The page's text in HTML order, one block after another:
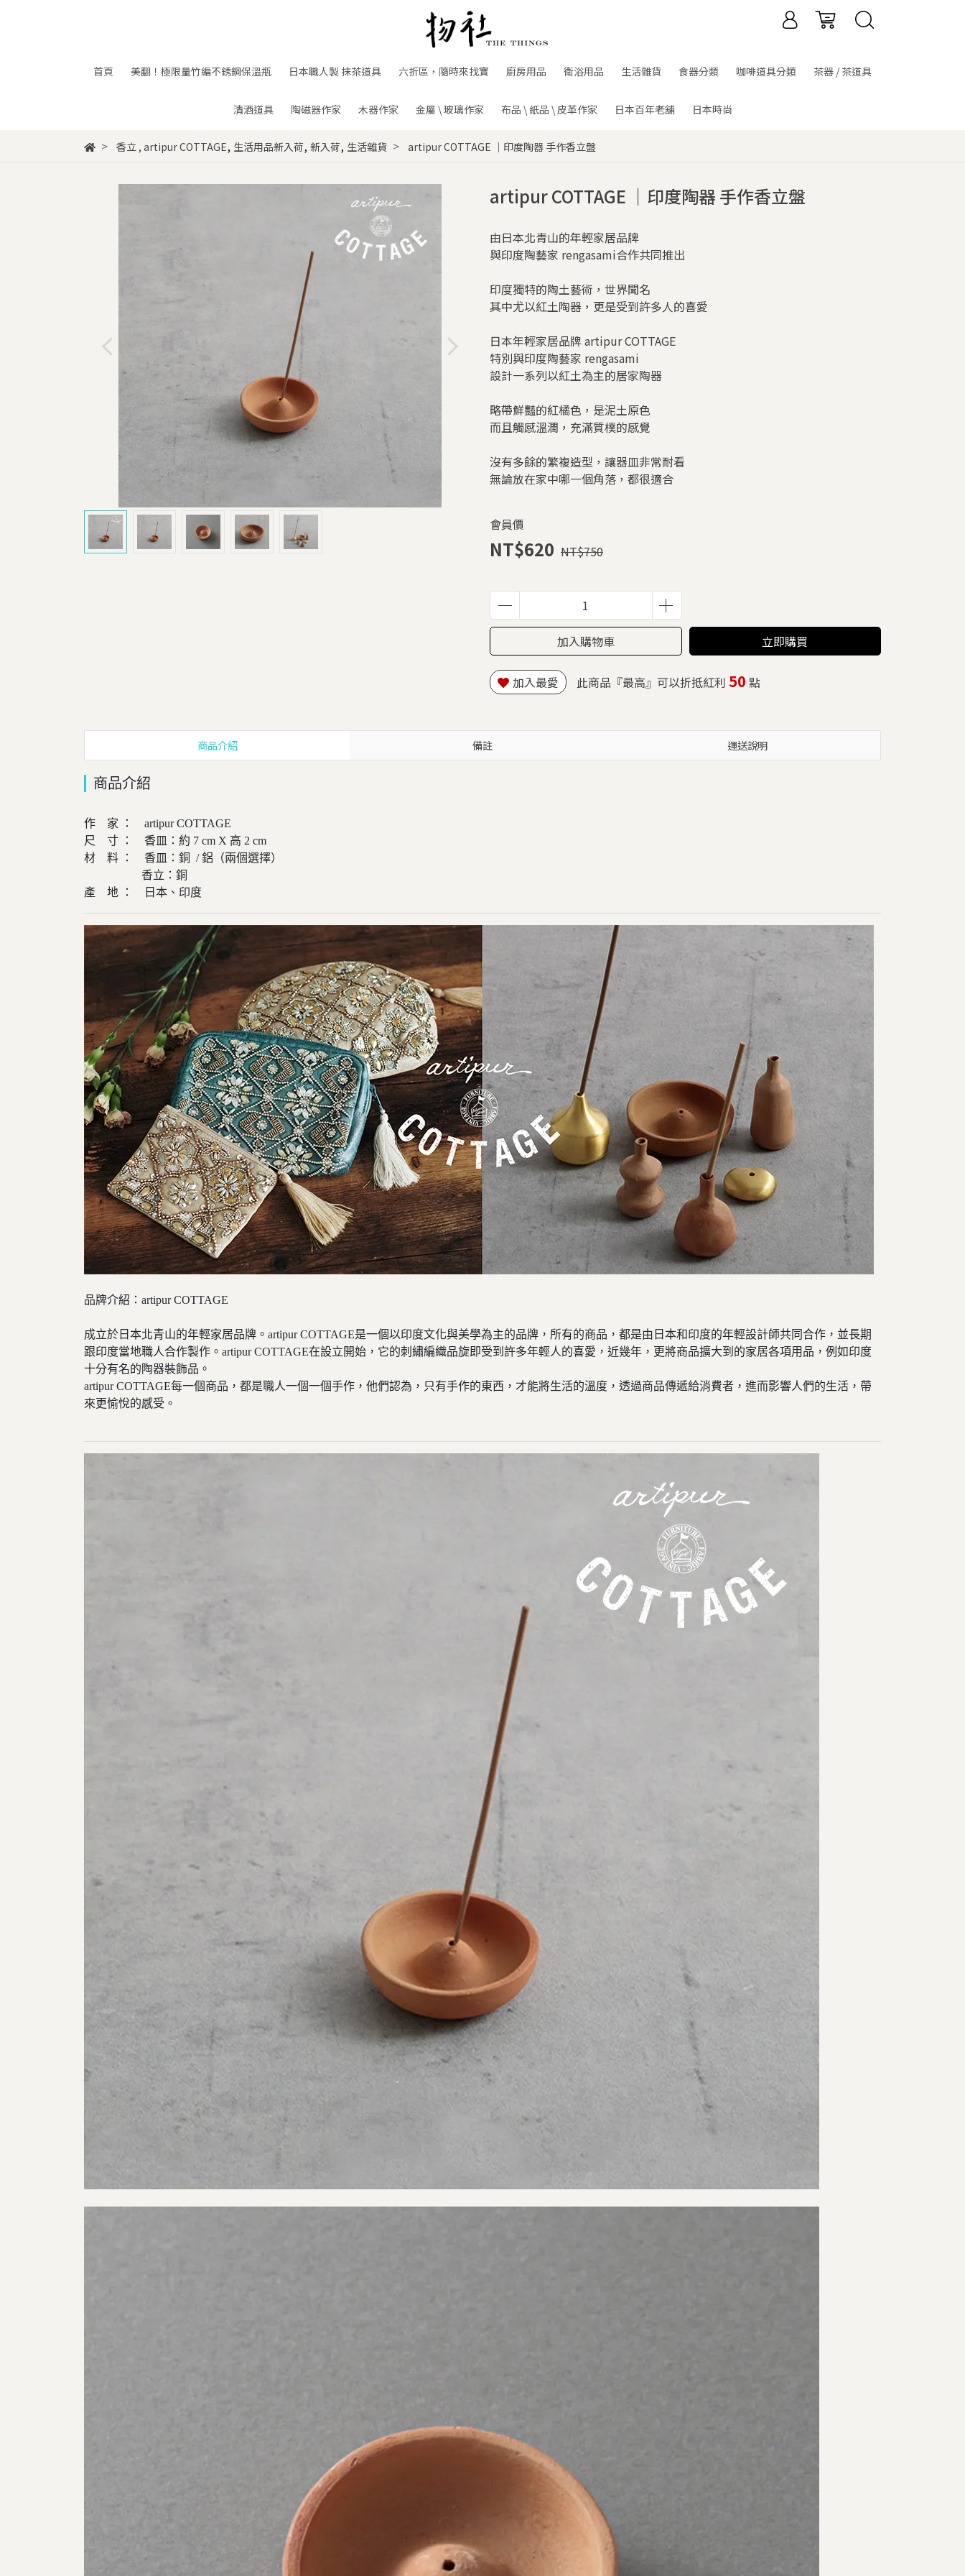
首頁 美翻！極限量竹編不銹鋼保溫瓶 日本職人製 抹茶道具 六折區，隨時來找寶 廚房用品 衛浴用品 生活雜貨 食器分類 咖啡道具分類 茶器 / 茶道具
清酒道具 陶磁器作家 木器作家 金屬 \ 玻璃作家 布品 \ 紙品 \ 皮革作家 日本百年老舖 日本時尚
香立, artipur COTTAGE, 生活用品新入荷, 新入荷, 生活雜貨 artipur COTTAGE ｜印度陶器 手作香立盤
artipur COTTAGE ｜印度陶器 手作香立盤
由日本北青山的年輕家居品牌
與印度陶藝家 rengasami合作共同推出
印度獨特的陶土藝術，世界聞名
其中尤以紅土陶器，更是受到許多人的喜愛
日本年輕家居品牌 artipur COTTAGE
特別與印度陶藝家 rengasami
設計一系列以紅土為主的居家陶器
略帶鮮豔的紅橘色，是泥土原色
而且觸感溫潤，充滿質樸的感覺
沒有多餘的繁複造型，讓器皿非常耐看
無論放在家中哪一個角落，都很適合
會員價
NT$620 NT$750
加入購物車 立即購買
加入最愛 此商品『最高』可以折抵紅利 50 點
商品介紹 備註 運送說明
商品介紹
作 家 ： artipur COTTAGE
尺 寸 ： 香皿：約 7 cm X 高 2 cm
材 料 ： 香皿：銅 / 鋁（兩個選擇）
香立：銅
產 地 ： 日本、印度
品牌介紹：artipur COTTAGE
成立於日本北青山的年輕家居品牌。artipur COTTAGE是一個以印度文化與美學為主的品牌，所有的商品，都是由日本和印度的年輕設計師共同合作，並長期
跟印度當地職人合作製作。artipur COTTAGE在設立開始，它的刺繡編織品旋即受到許多年輕人的喜愛，近幾年，更將商品擴大到的家居各項用品，例如印度
十分有名的陶器裝飾品。
artipur COTTAGE每一個商品，都是職人一個一個手作，他們認為，只有手作的東西，才能將生活的溫度，透過商品傳遞給消費者，進而影響人們的生活，帶
來更愉悅的感受。